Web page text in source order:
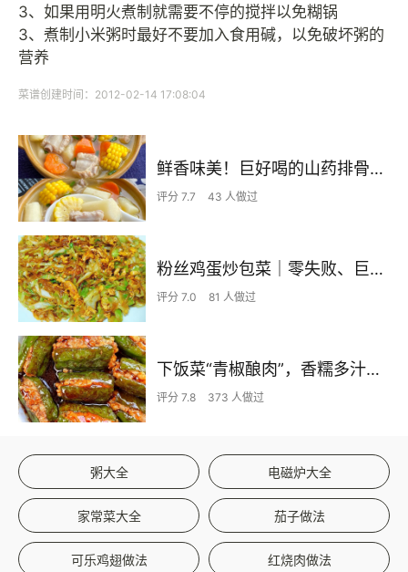
3、如果用明火煮制就需要不停的搅拌以免糊锅
3、煮制小米粥时最好不要加入食用碱，以免破坏粥的
营养
菜谱创建时间：2012-02-14 17:08:04
鲜香味美！巨好喝的山药排骨汤！！
评分 7.7 43 人做过
粉丝鸡蛋炒包菜｜零失败、巨下饭
评分 7.0 81 人做过
下饭菜“青椒酿肉”，香糯多汁鲜嫩下饭
评分 7.8 373 人做过
粥大全 电磁炉大全
家常菜大全 茄子做法
可乐鸡翅做法 红烧肉做法